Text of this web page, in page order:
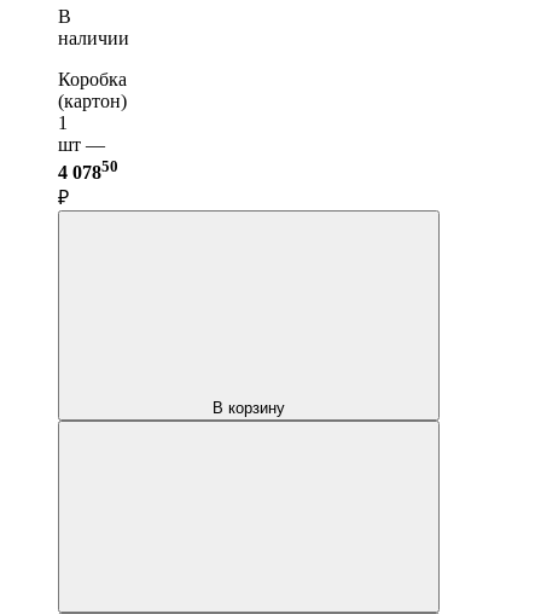
В
наличии
Коробка
(картон)
1
шт —
4 07850
₽
В корзину